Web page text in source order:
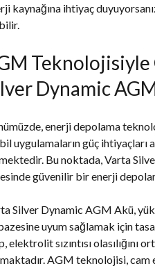
kaynağına ihtiyaç
Dynamic
enerji depolama
uygulamaların güç ihtiyaçları
Bu noktada, Varta
güvenilir bir enerji
Silver Dynamic AGM Akü,
uyum sağlamak için
elektrolit sızıntısı
AGM teknolojisi,